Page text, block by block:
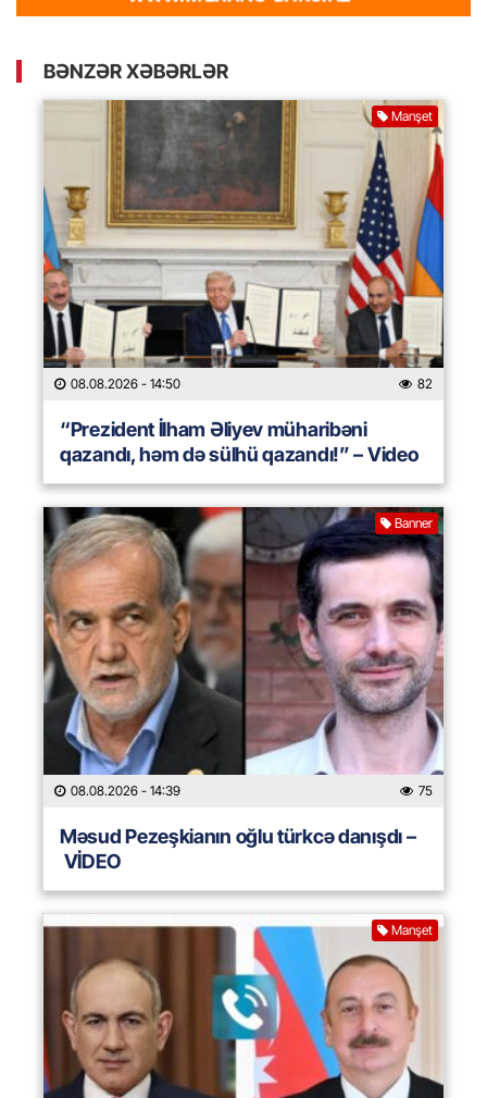
BƏNZƏR XƏBƏRLƏR
Manşet
08.08.2026 - 14:50 82
“Prezident İlham Əliyev müharibəni
qazandı, həm də sülhü qazandı!” – Video
Banner
08.08.2026 - 14:39 75
Məsud Pezeşkianın oğlu türkcə danışdı –
VİDEO
Manşet